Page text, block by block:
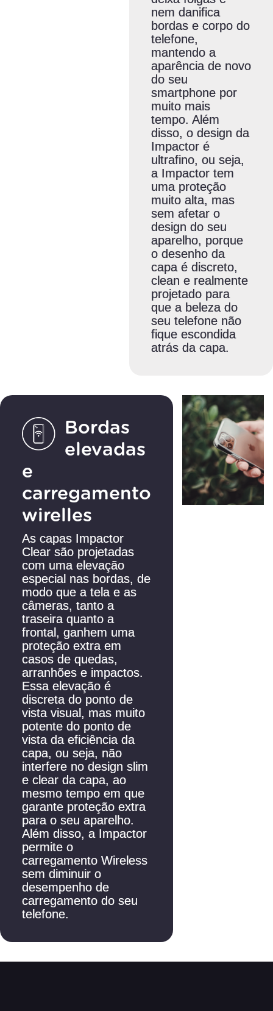
nem danifica
bordas e corpo do
telefone,
mantendo a
aparência de novo
do seu
smartphone por
muito mais
tempo. Além
disso, o design da
Impactor é
ultrafino, ou seja,
a Impactor tem
uma proteção
muito alta, mas
sem afetar o
design do seu
aparelho, porque
o desenho da
capa é discreto,
clean e realmente
projetado para
que a beleza do
seu telefone não
fique escondida
atrás da capa.
Bordas
elevadas
e
carregamento
wirelles
As capas Impactor
Clear são projetadas
com uma elevação
especial nas bordas, de
modo que a tela e as
câmeras, tanto a
traseira quanto a
frontal, ganhem uma
proteção extra em
casos de quedas,
arranhões e impactos.
Essa elevação é
discreta do ponto de
vista visual, mas muito
potente do ponto de
vista da eficiência da
capa, ou seja, não
interfere no design slim
e clear da capa, ao
mesmo tempo em que
garante proteção extra
para o seu aparelho.
Além disso, a Impactor
permite o
carregamento Wireless
sem diminuir o
desempenho de
carregamento do seu
telefone.